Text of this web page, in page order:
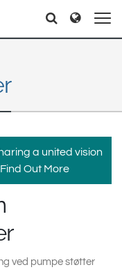
& CIS
Dansk
Suomi
Svenska
East and Africa
Søker
a united vision
Find Out More
ved pumpe støtter